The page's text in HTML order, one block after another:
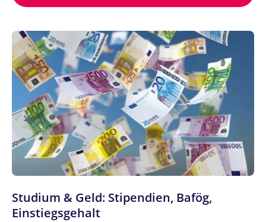
Studium & Geld: Stipendien, Bafög,
Einstiegsgehalt